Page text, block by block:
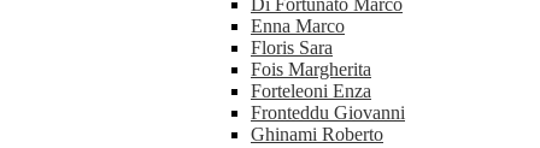
Di Fortunato Marco
Enna Marco
Floris Sara
Fois Margherita
Forteleoni Enza
Fronteddu Giovanni
Ghinami Roberto